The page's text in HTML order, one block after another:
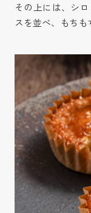
その上には、シ
スを並べ、もちも